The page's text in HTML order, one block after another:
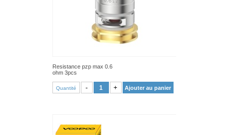
Resistance pzp max 0.6
ohm 3pcs
Quantité - + Ajouter au panier